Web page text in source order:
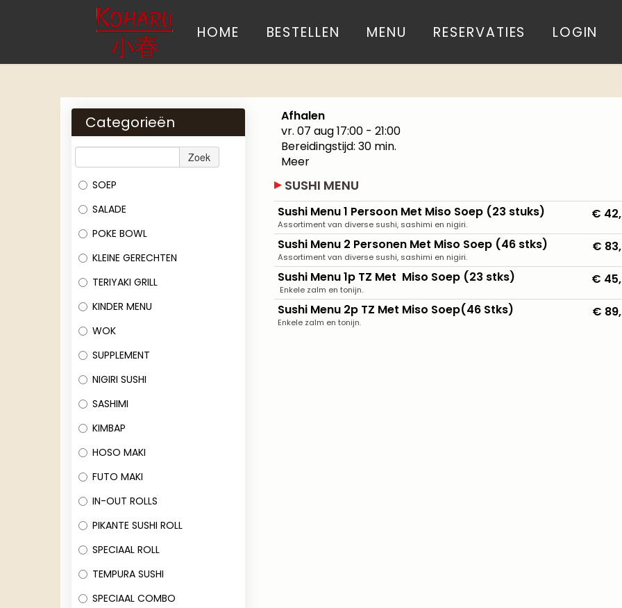
HOME BESTELLEN MENU RESERVATIES LOGIN
Categorieën
Zoek
SOEP
SALADE
POKE BOWL
KLEINE GERECHTEN
TERIYAKI GRILL
KINDER MENU
WOK
SUPPLEMENT
NIGIRI SUSHI
SASHIMI
KIMBAP
HOSO MAKI
FUTO MAKI
IN-OUT ROLLS
PIKANTE SUSHI ROLL
SPECIAAL ROLL
TEMPURA SUSHI
SPECIAAL COMBO
Afhalen
vr. 07 aug17:00 - 21:00
Bereidingstijd: 30 min.
Meer
SUSHI MENU
Sushi Menu 1 Persoon Met Miso Soep (23 stuks)
Assortiment van diverse sushi, sashimi en nigiri.
€
Sushi Menu 2 Personen Met Miso Soep (46 stks)
Assortiment van diverse sushi, sashimi en nigiri.
€
Sushi Menu 1p TZ Met Miso Soep (23 stks)
​Enkele zalm en tonijn.
€
Sushi Menu 2p TZ Met Miso Soep(46 Stks)
Enkele zalm en tonijn.
€